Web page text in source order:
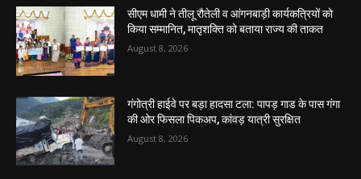
सीएम धामी ने तीलू रौतेली व आंगनबाड़ी कार्यकत्रियों को
किया सम्मानित, मातृशक्ति को बताया राज्य की ताकत
August 8, 2026
गंगोत्री हाईवे पर बड़ा हादसा टला: पापड़ गाड के पास गंगा
की ओर फिसला पिकअप, कांवड़ यात्री सुरक्षित
August 8, 2026